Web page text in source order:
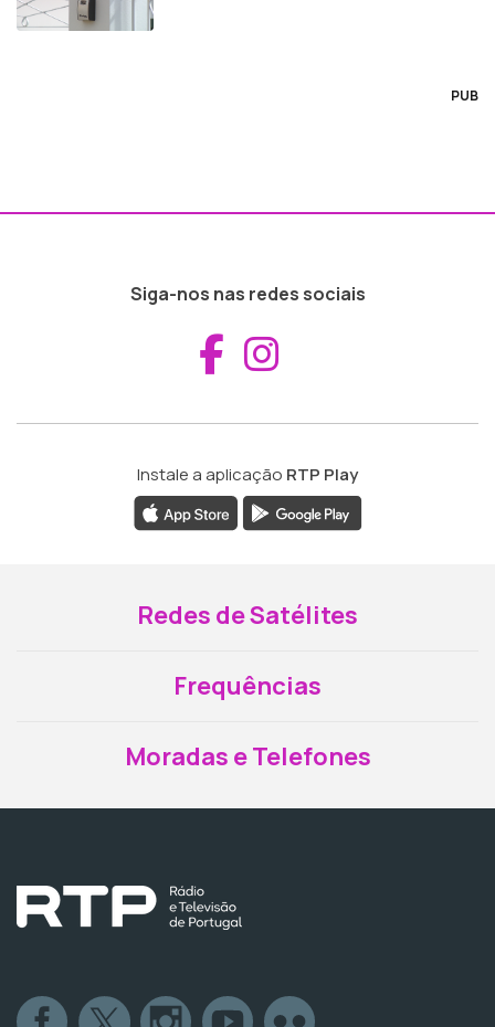
PUB
Siga-nos nas redes sociais
Aceder ao
Instale a aplicação RTP Play
Redes de Satélites
Frequências
Moradas e Telefones